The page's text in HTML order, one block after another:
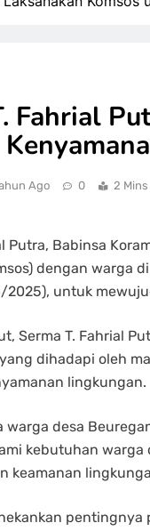
Fahrial
Ago 0 2 Mins
Putra, Babinsa
dengan warga
untuk
Serma T. Fahrial
dihadapi oleh
lingkungan.
warga desa
kebutuhan